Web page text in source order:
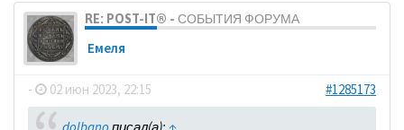
RE: POST-IT® - СОБЫТИЯ ФОРУМА
Емеля
- 02 июн 2023, 22:15 #1285173